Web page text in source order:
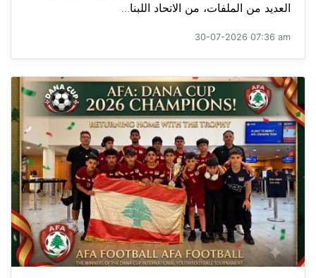
العديد من الملفات، من الاتحاد اللبنا...
30-07-2026 07:36 am